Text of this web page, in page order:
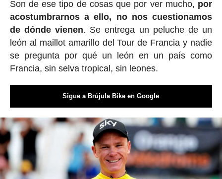
Son de ese tipo de cosas que por ver mucho, por
acostumbrarnos a ello, no nos cuestionamos
de dónde vienen. Se entrega un peluche de un
león al maillot amarillo del Tour de Francia y nadie
se pregunta por qué un león en un país como
Francia, sin selva tropical, sin leones.
Sigue a Brújula Bike en Google